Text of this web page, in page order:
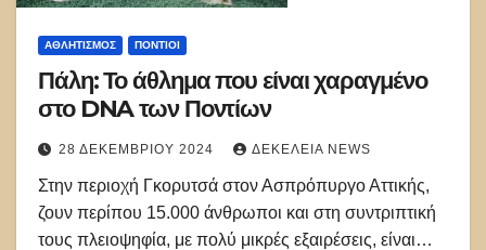
ΑΘΛΗΤΙΣΜΌΣ ΠΌΝΤΙΟΙ
Πάλη: Το άθλημα που είναι χαραγμένο
στο DNA των Ποντίων
28 ΔΕΚΕΜΒΡΊΟΥ 2024 ΔΕΚΈΛΕΙΑ NEWS
Στην περιοχή Γκορυτσά στον Ασπρόπυργο Αττικής,
ζουν περίπου 15.000 άνθρωποι και στη συντριπτική
τους πλειοψηφία, με πολύ μικρές εξαιρέσεις, είναι…